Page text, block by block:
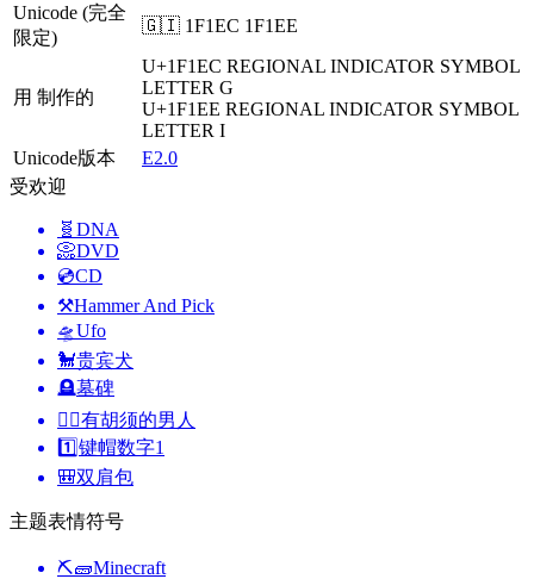
Unicode (完全
限定)
🇬🇮 1F1EC 1F1EE
用 制作的
U+1F1EC REGIONAL INDICATOR SYMBOL
LETTER G
U+1F1EE REGIONAL INDICATOR SYMBOL
LETTER I
Unicode版本
E2.0
受欢迎
🧬 DNA
📀DVD
💿CD
⚒️Hammer And Pick
🛸Ufo
🐩贵宾犬
🪦墓碑
🧔‍♂️有胡须的男人
1️⃣键帽数字1
🎒双肩包
主题表情符号
⛏🧱Minecraft